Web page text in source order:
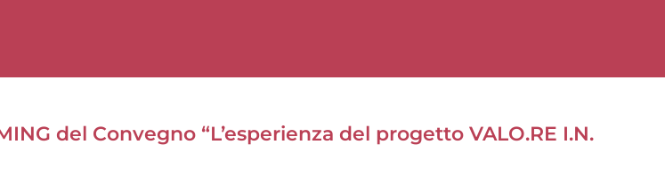
del Convegno “L’esperienza del progetto VALO.RE I.N.